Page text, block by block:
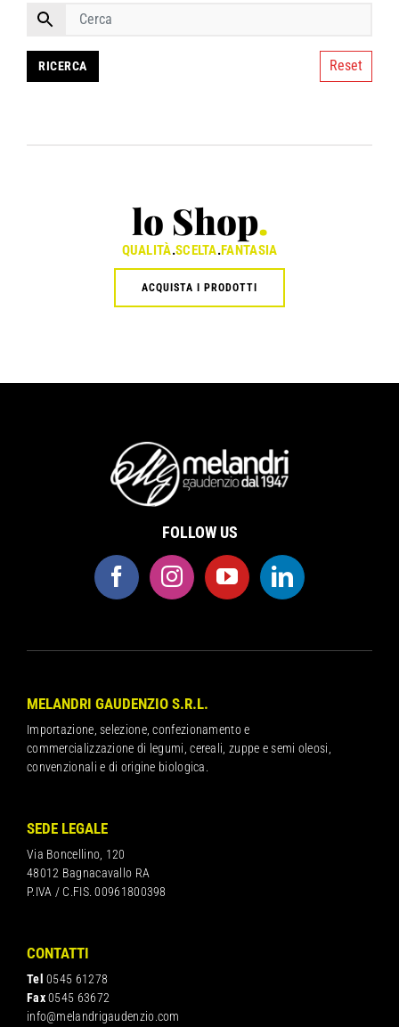
Reset
lo Shop.
QUALITÀ.SCELTA.FANTASIA
ACQUISTA I PRODOTTI
FOLLOW US
MELANDRI GAUDENZIO S.R.L.
Importazione, selezione, confezionamento e
commercializzazione di legumi, cereali, zuppe e semi oleosi,
convenzionali e di origine biologica.
SEDE LEGALE
Via Boncellino, 120
48012 Bagnacavallo RA
P.IVA / C.FIS. 00961800398
CONTATTI
Tel 0545 61278
Fax0545 63672
info@melandrigaudenzio.com